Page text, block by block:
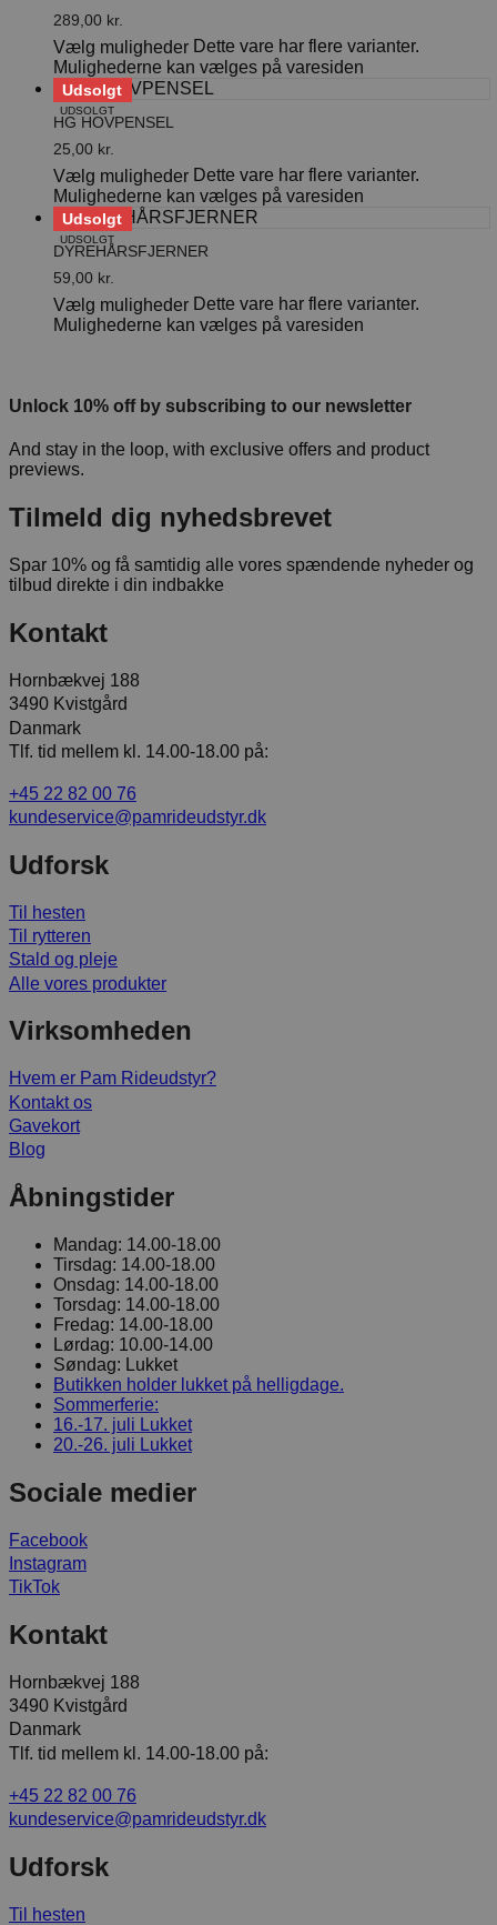
289,00 kr.
Vælg muligheder Dette vare har flere varianter.
Mulighederne kan vælges på varesiden
Udsolgt
UDSOLGT
HG HOVPENSEL
25,00 kr.
Vælg muligheder Dette vare har flere varianter.
Mulighederne kan vælges på varesiden
Udsolgt
UDSOLGT
DYREHÅRSFJERNER
59,00 kr.
Vælg muligheder Dette vare har flere varianter.
Mulighederne kan vælges på varesiden
Unlock 10% off by subscribing to our newsletter
And stay in the loop, with exclusive offers and product
previews.
Tilmeld dig nyhedsbrevet
Spar 10% og få samtidig alle vores spændende nyheder og
tilbud direkte i din indbakke
Kontakt
Hornbækvej 188
3490 Kvistgård
Danmark
Tlf. tid mellem kl. 14.00-18.00 på:
+45 22 82 00 76
kundeservice@pamrideudstyr.dk
Udforsk
Til hesten
Til rytteren
Stald og pleje
Alle vores produkter
Virksomheden
Hvem er Pam Rideudstyr?
Kontakt os
Gavekort
Blog
Åbningstider
Mandag: 14.00-18.00
Tirsdag: 14.00-18.00
Onsdag: 14.00-18.00
Torsdag: 14.00-18.00
Fredag: 14.00-18.00
Lørdag: 10.00-14.00
Søndag: Lukket
Butikken holder lukket på helligdage.
Sommerferie:
16.-17. juli Lukket
20.-26. juli Lukket
Sociale medier
Facebook
Instagram
TikTok
Kontakt
Hornbækvej 188
3490 Kvistgård
Danmark
Tlf. tid mellem kl. 14.00-18.00 på:
+45 22 82 00 76
kundeservice@pamrideudstyr.dk
Udforsk
Til hesten